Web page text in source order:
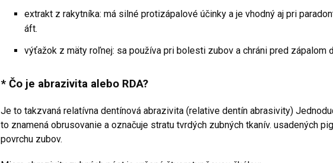
extrakt z rakytníka: má silné protizápalové účinky a je vhodný aj pri
áft.
výťažok z mäty roľnej: sa používa pri bolesti zubov a chráni pred zápalom
* Čo je abrazivita alebo RDA?
Je to takzvaná relatívna dentínová abrazivita (relative dentín abrasivity)
to znamená obrusovanie a označuje stratu tvrdých zubných tkanív. usadených
povrchu zubov.